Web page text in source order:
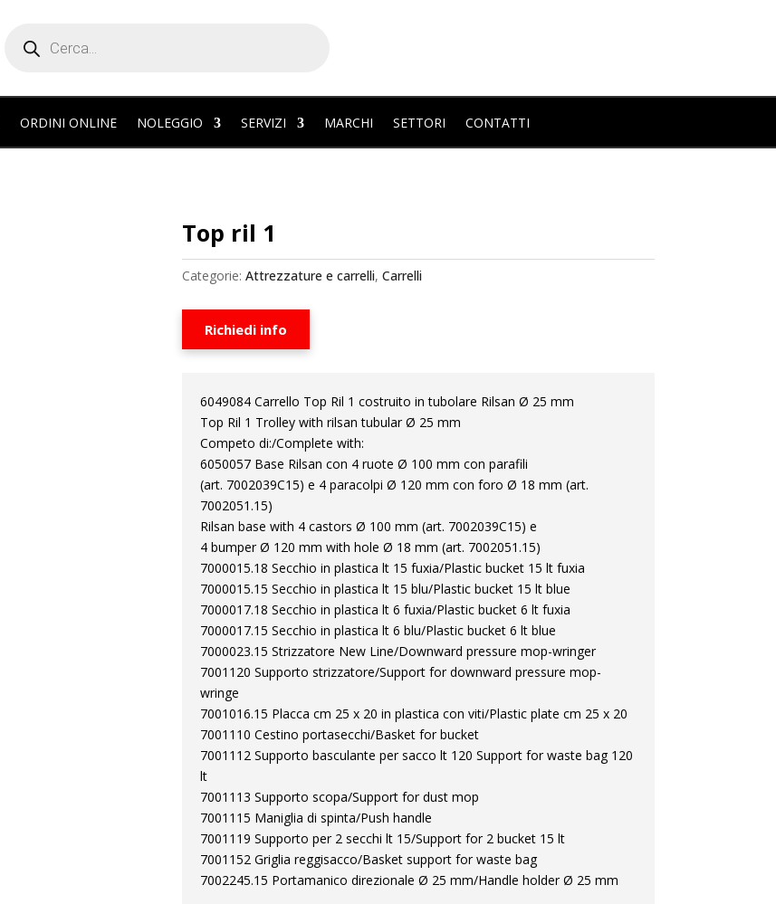
search
ORDINI ONLINE NOLEGGIO SERVIZI MARCHI SETTORI CONTATTI
Top ril 1
Categorie:Attrezzature e carrelli,Carrelli
Richiedi info
6049084 Carrello Top Ril 1 costruito in tubolare Rilsan Ø 25 mm
Top Ril 1 Trolley with rilsan tubular Ø 25 mm
Competo di:/Complete with:
6050057 Base Rilsan con 4 ruote Ø 100 mm con parafili
(art. 7002039C15) e 4 paracolpi Ø 120 mm con foro Ø 18 mm (art.
7002051.15)
Rilsan base with 4 castors Ø 100 mm (art. 7002039C15) e
4 bumper Ø 120 mm with hole Ø 18 mm (art. 7002051.15)
7000015.18 Secchio in plastica lt 15 fuxia/Plastic bucket 15 lt fuxia
7000015.15 Secchio in plastica lt 15 blu/Plastic bucket 15 lt blue
7000017.18 Secchio in plastica lt 6 fuxia/Plastic bucket 6 lt fuxia
7000017.15 Secchio in plastica lt 6 blu/Plastic bucket 6 lt blue
7000023.15 Strizzatore New Line/Downward pressure mop-wringer
7001120 Supporto strizzatore/Support for downward pressure mop-
wringe
7001016.15 Placca cm 25 x 20 in plastica con viti/Plastic plate cm 25 x 20
7001110 Cestino portasecchi/Basket for bucket
7001112 Supporto basculante per sacco lt 120 Support for waste bag 120
lt
7001113 Supporto scopa/Support for dust mop
7001115 Maniglia di spinta/Push handle
7001119 Supporto per 2 secchi lt 15/Support for 2 bucket 15 lt
7001152 Griglia reggisacco/Basket support for waste bag
7002245.15 Portamanico direzionale Ø 25 mm/Handle holder Ø 25 mm